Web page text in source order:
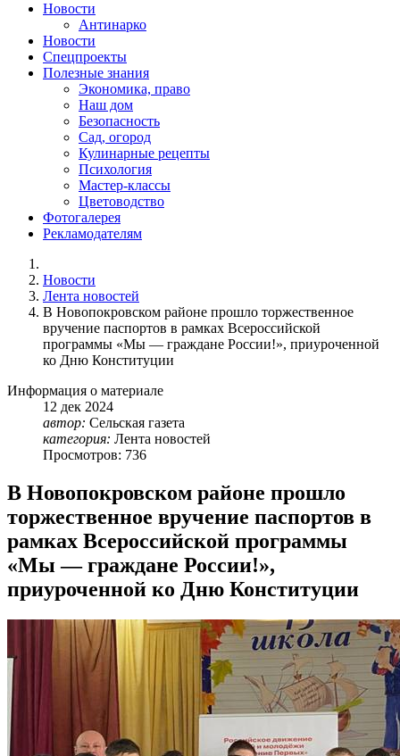
Новости
Антинарко
Новости
Спецпроекты
Полезные знания
Экономика, право
Наш дом
Безопасность
Сад, огород
Кулинарные рецепты
Психология
Мастер-классы
Цветоводство
Фотогалерея
Рекламодателям
Новости
Лента новостей
В Новопокровском районе прошло торжественное
вручение паспортов в рамках Всероссийской
программы «Мы — граждане России!», приуроченной
ко Дню Конституции
Информация о материале
12 дек 2024
автор: Сельская газета
категория: Лента новостей
Просмотров: 736
В Новопокровском районе прошло
торжественное вручение паспортов в
рамках Всероссийской программы
«Мы — граждане России!»,
приуроченной ко Дню Конституции